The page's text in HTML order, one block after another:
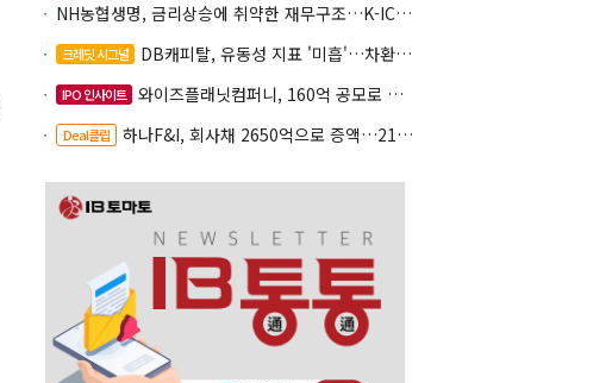
NH농협생명, 금리상승에 취약한 재무구조…K-ICS 변동성 '주의보'
크레딧 시그널 DB캐피탈, 유동성 지표 '미흡'…차환 부담 커진다
IPO 인사이트 와이즈플래닛컴퍼니, 160억 공모로 글로벌 확장
Deal클립 하나F&I, 회사채 2650억으로 증액…2150억은 차환